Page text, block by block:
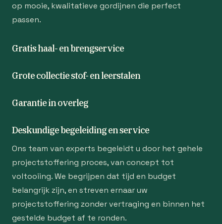
op mooie, kwalitatieve gordijnen die perfect
passen.
Gratis haal- en brengservice
Grote collectie stof- en leerstalen
Garantie in overleg
Deskundige begeleiding en service
Ons team van experts begeleidt u door het gehele
projectstoffering proces, van concept tot
voltooiing. We begrijpen dat tijd en budget
belangrijk zijn, en streven ernaar uw
projectstoffering zonder vertraging en binnen het
gestelde budget af te ronden.